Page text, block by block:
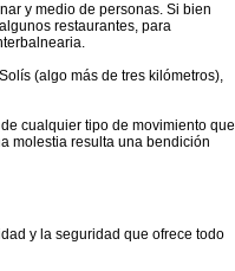
y medio de personas. Si bien
restaurantes, para
(algo más de tres kilómetros),
cualquier tipo de movimiento que
molestia resulta una bendición
y la seguridad que ofrece todo